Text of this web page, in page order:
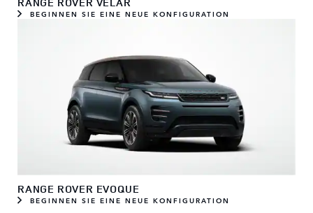
BEGINNEN SIE EINE NEUE KONFIGURATION
RANGE ROVER EVOQUE
BEGINNEN SIE EINE NEUE KONFIGURATION